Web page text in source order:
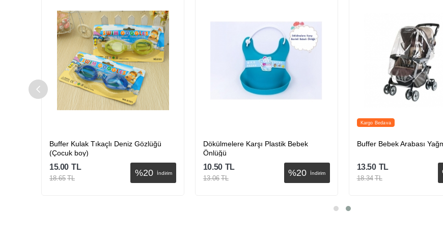
Buffer Kulak Tıkaçlı Deniz Gözlüğü
(Çocuk boy)
%20 İndirim
15.00 TL
18.65 TL
Dökülmelere Karşı Plastik Bebek
Önlüğü
%20 İndirim
10.50 TL
13.06 TL
Kargo Bedava
Buffer Bebek Arabası
13.50 TL
18.34 TL